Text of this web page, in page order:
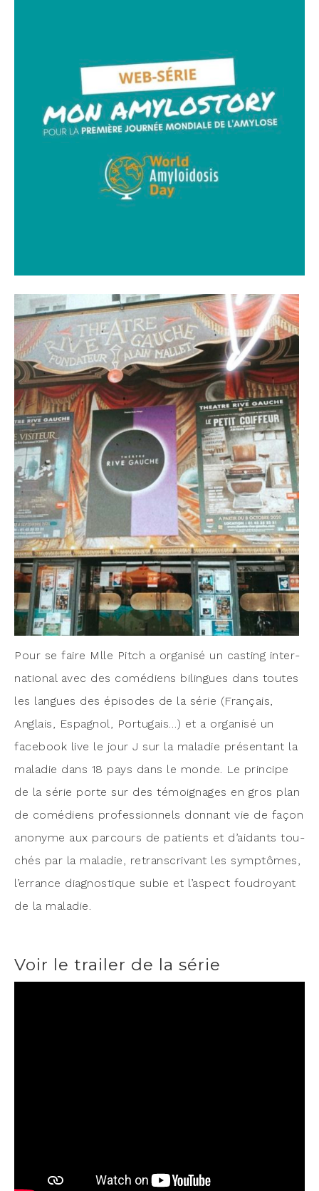
Pour se faire Mlle Pitch a orga­ni­sé un cas­ting inter­
na­tio­nal avec des comé­diens bilingues dans toutes
les langues des épi­sodes de la série (Fran­çais,
Anglais, Espa­gnol, Por­tu­gais…) et a orga­ni­sé un
face­book live le jour J sur la mala­die pré­sen­tant la
mala­die dans 18 pays dans le monde. Le prin­cipe
de la série porte sur des témoi­gnages en gros plan
de comé­diens pro­fes­sion­nels don­nant vie de façon
ano­nyme aux par­cours de patients et d’aidants tou­
chés par la mala­die, retrans­cri­vant les symp­tômes,
l’errance diag­nos­tique subie et l’aspect fou­droyant
de la maladie.
Voir le trailer de la série